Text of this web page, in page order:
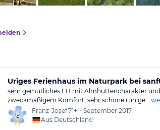
Uriges Ferienhaus im Naturpark bei
sehr gemütliches FH mit Almhüttencharakter und
zweckmäßigem Komfort, sehr schöne ruhige…
Franz-Josef71+ • September 2017
Aus Deutschland